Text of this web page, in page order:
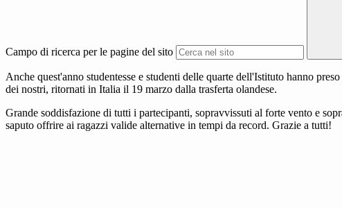
Campo di ricerca per le pagine del sito
Anche quest'anno studentesse e studenti delle quarte dell'Istituto hanno
dei nostri, ritornati in Italia il 19 marzo dalla trasferta olandese.
Grande soddisfazione di tutti i partecipanti, sopravvissuti al forte vento e
saputo offrire ai ragazzi valide alternative in tempi da record. Grazie a tutti!